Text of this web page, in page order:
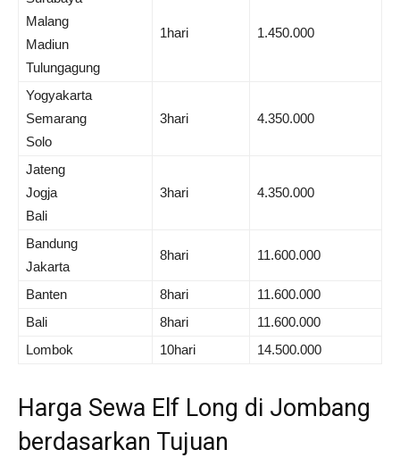
Malang
Madiun
Tulungagung
1hari 1.450.000
Yogyakarta
Semarang
Solo
3hari 4.350.000
Jateng
Jogja
Bali
3hari 4.350.000
Bandung
Jakarta
8hari 11.600.000
Banten 8hari
11.600.000
Bali
8hari
11.600.000
Lombok
10hari 14.500.000
Harga Sewa Elf Long di Jombang
berdasarkan Tujuan